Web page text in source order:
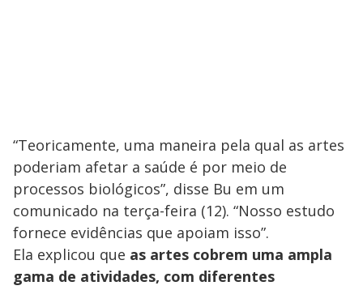
“Teoricamente, uma maneira pela qual as artes
poderiam afetar a saúde é por meio de
processos biológicos”, disse Bu em um
comunicado na terça-feira (12). “Nosso estudo
fornece evidências que apoiam isso”.
Ela explicou que as artes cobrem uma ampla
gama de atividades, com diferentes